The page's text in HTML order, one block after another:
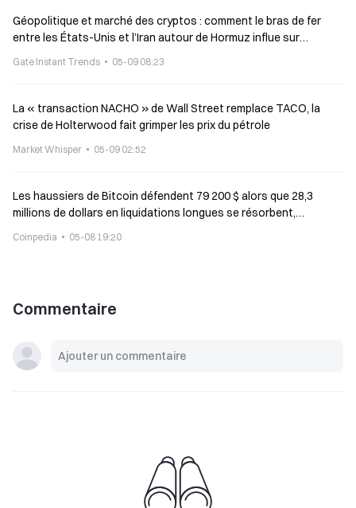
Géopolitique et marché des cryptos : comment le bras de fer
entre les États-Unis et l’Iran autour de Hormuz influe sur
Gate Instant Trends 05-09 08:23
La « transaction NACHO » de Wall Street remplace TACO, la
crise de Holterwood fait grimper les prix du pétrole
Market Whisper 05-09 02:52
Les haussiers de Bitcoin défendent 79 200 $ alors que 28,3
millions de dollars en liquidations longues se résorbent,
Coinpedia 05-08 19:20
Commentaire